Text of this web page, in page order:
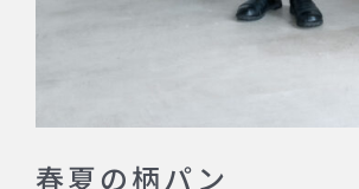
春夏の柄パン